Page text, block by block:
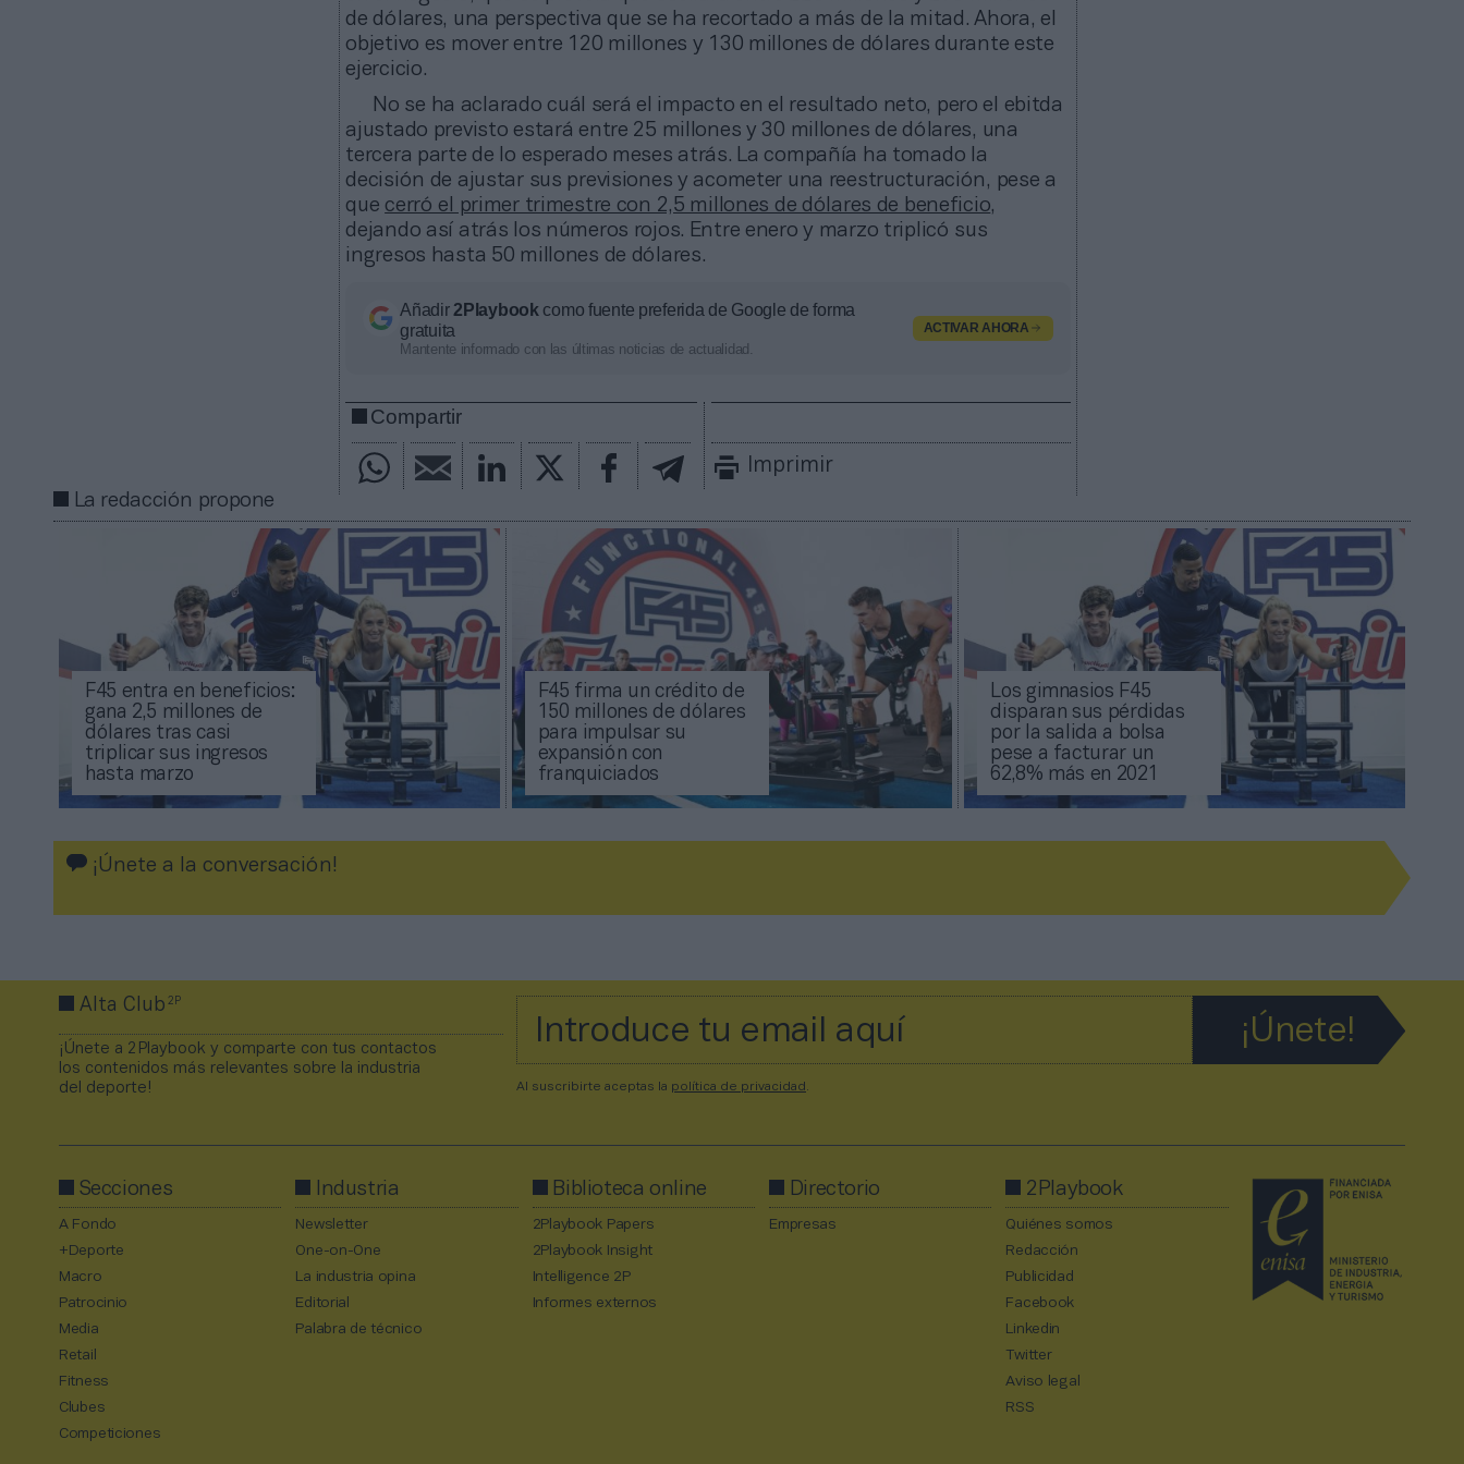
de dólares, una perspectiva que se ha recortado a más de la mitad. Ahora, el
objetivo es mover entre 120 millones y 130 millones de dólares durante este
ejercicio.
No se ha aclarado cuál será el impacto en el resultado neto, pero el ebitda
ajustado previsto estará entre 25 millones y 30 millones de dólares, una
tercera parte de lo esperado meses atrás. La compañía ha tomado la
decisión de ajustar sus previsiones y acometer una reestructuración, pese a
que cerró el primer trimestre con 2,5 millones de dólares de beneficio,
dejando así atrás los números rojos. Entre enero y marzo triplicó sus
ingresos hasta 50 millones de dólares.
Añadir2Playbook como fuente preferida de Google de forma
gratuita
Mantente informado con las últimas noticias de actualidad.
ACTIVAR AHORA
Compartir
Imprimir
La redacción propone
F45 entra en beneficios:
gana 2,5 millones de
dólares tras casi
triplicar sus ingresos
hasta marzo
F45 firma un crédito de
150 millones de dólares
para impulsar su
expansión con
franquiciados
Los gimnasios F45
disparan sus pérdidas
por la salida a bolsa
pese a facturar un
62,8% más en 2021
¡Únete a la conversación!
Alta Club2P
¡Únete a 2Playbook y comparte con tus contactos
los contenidos más relevantes sobre la industria
del deporte!
Al suscribirte aceptas la política de privacidad
Secciones
A Fondo
+Deporte
Macro
Patrocinio
Media
Retail
Fitness
Clubes
Competiciones
Industria
Newsletter
One-on-One
La industria opina
Editorial
Palabra de técnico
Biblioteca online
2Playbook Papers
2Playbook Insight
Intelligence 2P
Informes externos
Directorio
Empresas
2Playbook
Quiénes somos
Redacción
Publicidad
Facebook
Linkedin
Twitter
Aviso legal
RSS